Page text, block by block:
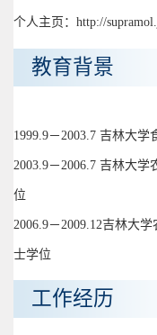
个人主页：http://
教育背景
1999.9－2003.7 吉林大
2003.9－2006.7 吉林大
位
2006.9－2009.12吉林大
士学位
工作经历